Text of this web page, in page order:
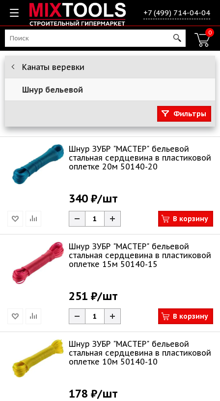
+7 (499) 714-04-04
0
Канаты веревки
Шнур бельевой
Фильтры
Шнур ЗУБР "МАСТЕР" бельевой
стальная сердцевина в пластиковой
оплетке 20м 50140-20
340 ₽/шт
В корзину
Шнур ЗУБР "МАСТЕР" бельевой
стальная сердцевина в пластиковой
оплетке 15м 50140-15
251 ₽/шт
В корзину
Шнур ЗУБР "МАСТЕР" бельевой
стальная сердцевина в пластиковой
оплетке 10м 50140-10
178 ₽/шт